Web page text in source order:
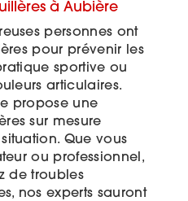
à Aubière
personnes ont
pour prévenir les
sportive ou
articulaires.
propose une
sur mesure
Que vous
ou professionnel,
de troubles
nos experts sauront